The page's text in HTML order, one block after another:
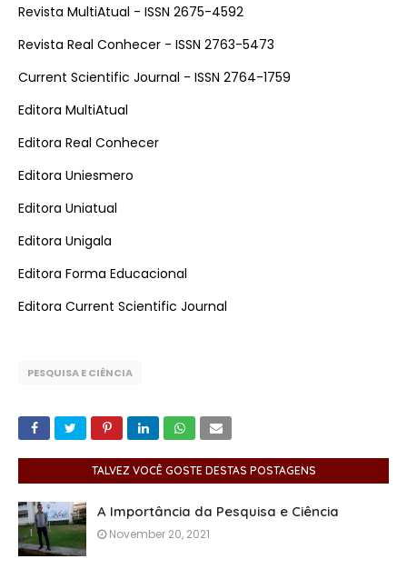
Revista MultiAtual - ISSN 2675-4592
Revista Real Conhecer - ISSN 2763-5473
Current Scientific Journal - ISSN 2764-1759
Editora MultiAtual
Editora Real Conhecer
Editora Uniesmero
Editora Uniatual
Editora Unigala
Editora Forma Educacional
Editora Current Scientific Journal
PESQUISA E CIÊNCIA
TALVEZ VOCÊ GOSTE DESTAS POSTAGENS
A Importância da Pesquisa e Ciência
November 20, 2021